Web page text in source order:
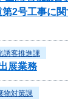
2号工事に関
誘客推進課
展業務
物対策課